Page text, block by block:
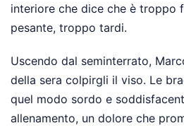
interiore che dice che è troppo
pesante, troppo tardi.
Uscendo dal seminterrato,
della sera colpirgli il viso. Le
quel modo sordo e
allenamento, un dolore che